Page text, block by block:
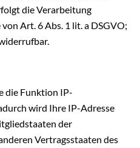
die Verarbeitung
Art. 6 Abs. 1 lit. a DSGVO;
die Funktion IP-
wird Ihre IP-Adresse
der
Vertragsstaaten des